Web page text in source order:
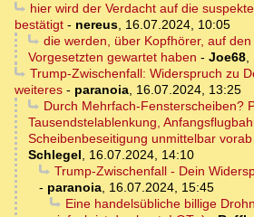
hier wird der Verdacht auf die
bestätigt - nereus, 16.07.2024, 10:05
die werden, über Kopfhörer, auf
Vorgesetzten gewartet haben - Joe68,
Trump-Zwischenfall: Widerspruch zu
weiteres - paranoia, 16.07.2024, 13:25
Durch Mehrfach-Fensterscheiben?
Tausendstelablenkung,
Scheibenbeseitigung unmittelbar
Schlegel, 16.07.2024, 14:10
Trump-Zwischenfall - Dein
- paranoia, 16.07.2024, 15:45
Eine handelsübliche billige